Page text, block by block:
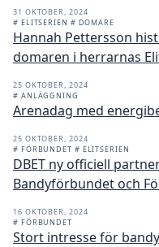
31 OKTOBER, 2024
# ELITSERIEN # DOMARE
Hannah Pettersson
domaren i herrarnas
25 OKTOBER, 2024
# ANLÄGGNING
Arenadag med
25 OKTOBER, 2024
# FÖRBUNDET # ELITSERIEN
DBET ny officiell
Bandyförbundet och
16 OKTOBER, 2024
# FÖRBUNDET
Stort intresse för